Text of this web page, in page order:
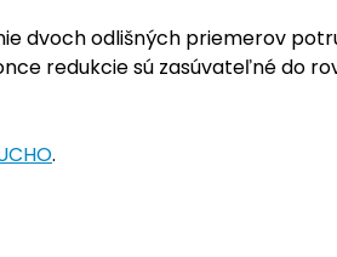
dvoch odlišných priemerov
redukcie sú zasúvateľné do
.